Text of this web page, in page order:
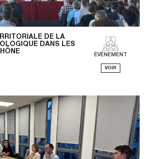
DE LA
DANS LES
ÉVÉNEMENT
VOIR